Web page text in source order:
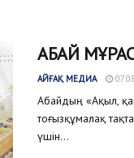
АБАЙ
АЙҒАҚ МЕДИА
Абайдың «Ақыл,
тоғызқұмалақ
үшін...